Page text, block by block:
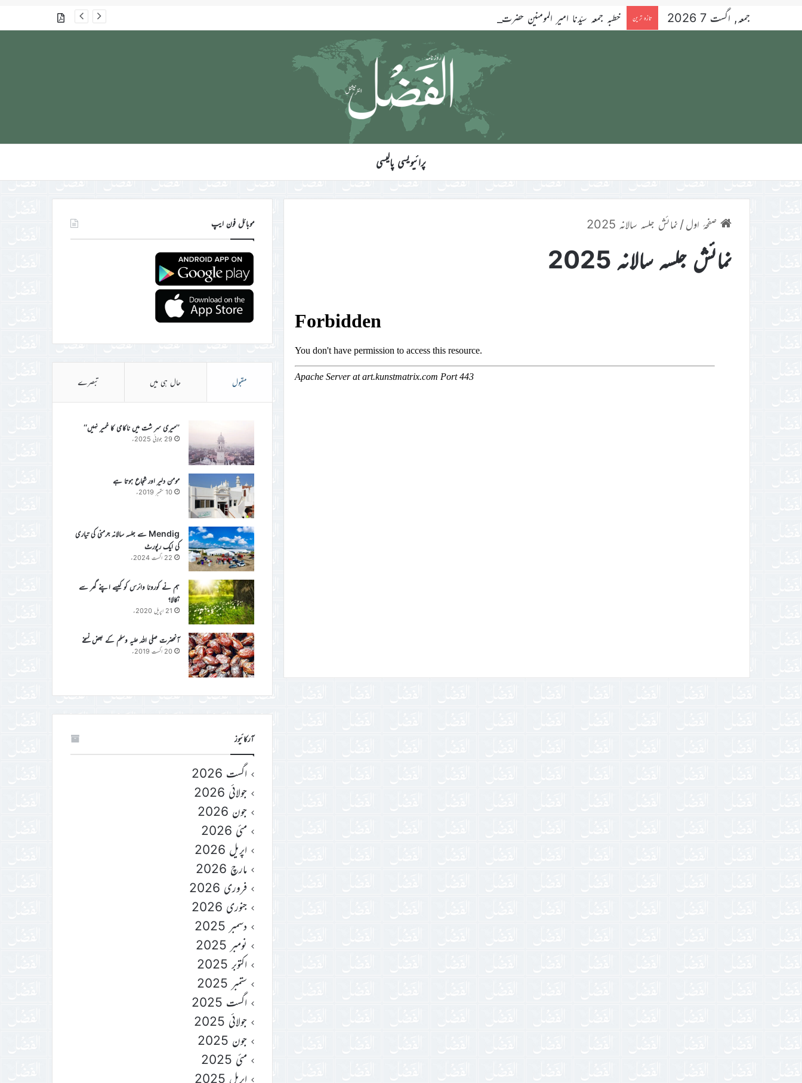
جمعہ, اگست 7 2026 تازہ ترین خطبہ جمعہ سیّدنا امیر المومنین حضرت خلیفۃ المسیح الخامس ایّدہ اللہ تعالیٰ بنصرہ العزیز فرمودہ 17؍جولائی 2026ء
پرائیویسی پالیسی
صفحۂ اول/ نمائش جلسہ سالانہ 2025
نمائش جلسہ سالانہ 2025
موبائل فون ایپ
مقبول حال ہی میں تبصرے
’’میری سر شت میں ناکامی کا خمیر نہیں‘‘
29 جولائی 2025ء
مومن دلیر اور شجاع ہوتا ہے
10 ستمبر 2019ء
Mendig سے جلسہ سالانہ جرمنی کی تیاری
کی ایک رپورٹ
22 اگست 2024ء
ہم نے کورونا وائرس کو کیسے اپنے گھر سے
نکالا؟
21 اپریل 2020ء
آنحضرت صلی اللہ علیہ وسلم کے بعض نسخے
20 اگست 2019ء
آرکائیوز
اگست 2026
جولائی 2026
جون 2026
مئی 2026
اپریل 2026
مارچ 2026
فروری 2026
جنوری 2026
دسمبر 2025
نومبر 2025
اکتوبر 2025
ستمبر 2025
اگست 2025
جولائی 2025
جون 2025
مئی 2025
اپریل 2025